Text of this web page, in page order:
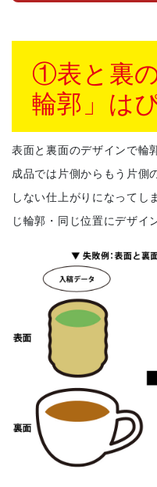
①表と裏
輪郭」は
表面と裏面のデザインで輪
成品では片側からもう片側
しない仕上がりになってし
じ輪郭・同じ位置にデザイ